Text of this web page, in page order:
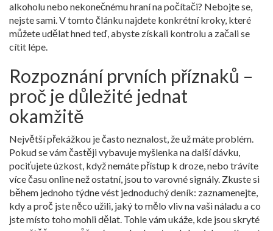
alkoholu nebo nekonečnému hraní na počítači? Nebojte se,
nejste sami. V tomto článku najdete konkrétní kroky, které
můžete udělat hned teď, abyste získali kontrolu a začali se
cítit lépe.
Rozpoznání prvních příznaků –
proč je důležité jednat
okamžitě
Největší překážkou je často neznalost, že už máte problém.
Pokud se vám častěji vybavuje myšlenka na další dávku,
pociťujete úzkost, když nemáte přístup k droze, nebo trávíte
více času online než ostatní, jsou to varovné signály. Zkuste si
během jednoho týdne vést jednoduchý deník: zaznamenejte,
kdy a proč jste něco užili, jaký to mělo vliv na vaši náladu a co
jste místo toho mohli dělat. Tohle vám ukáže, kde jsou skryté